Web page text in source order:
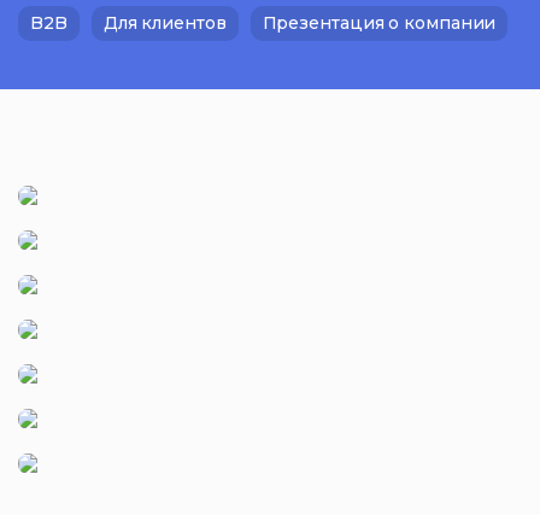
B2B
Для клиентов Презентация о компании